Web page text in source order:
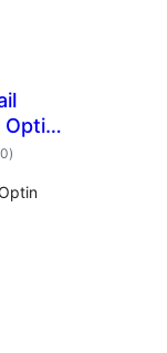
টা
মুঠ)